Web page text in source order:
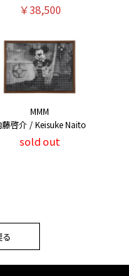
￥38,500
MMM
藤啓介 / Keisuke Naito
sold out